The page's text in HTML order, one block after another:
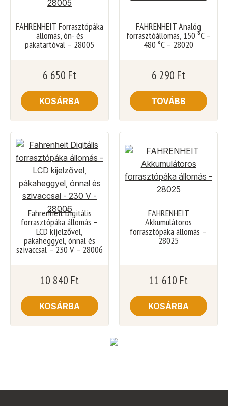
FAHRENHEIT Forrasztópáka
állomás, ón- és
pákatartóval – 28005
6 650 Ft
KOSÁRBA
FAHRENHEIT Analóg
forrasztóállomás, 150 °C –
480 °C – 28020
6 290 Ft
TOVÁBB
Fahrenheit Digitális
forrasztópáka állomás –
LCD kijelzővel,
pákaheggyel, ónnal és
szivaccsal – 230 V – 28006
10 840 Ft
KOSÁRBA
FAHRENHEIT
Akkumulátoros
forrasztópáka állomás –
28025
11 610 Ft
KOSÁRBA